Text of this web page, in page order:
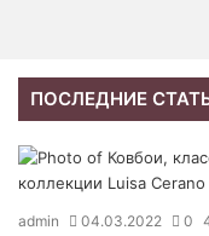
ПОСЛЕДНИЕ
admin 04.03.2022 0